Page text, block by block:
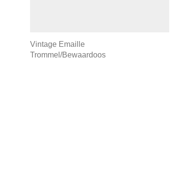
Vintage Emaille
Trommel/Bewaardoos